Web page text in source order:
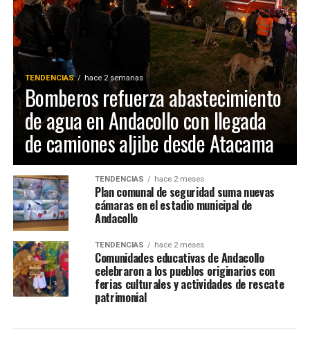
TENDENCIAS hace 2 semanas
Bomberos refuerza abastecimiento
de agua en Andacollo con llegada
de camiones aljibe desde Atacama
TENDENCIAS hace 2 meses
Plan comunal de seguridad suma nuevas
cámaras en el estadio municipal de
Andacollo
TENDENCIAS hace 2 meses
Comunidades educativas de Andacollo
celebraron a los pueblos originarios con
ferias culturales y actividades de rescate
patrimonial